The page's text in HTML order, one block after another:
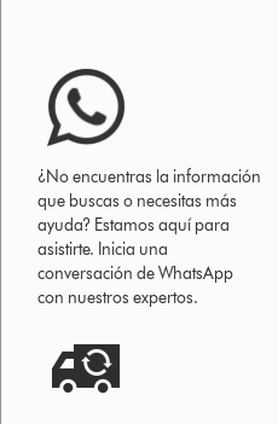
¿No encuentras la información
que buscas o necesitas más
ayuda? Estamos aquí para
asistirte. Inicia una
conversación de WhatsApp
con nuestros expertos.